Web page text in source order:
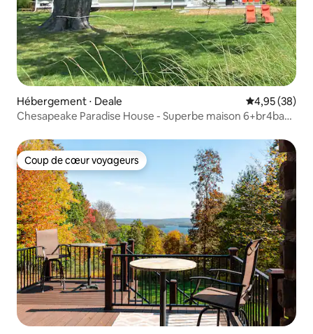
Hébergement ⋅ Deale Évaluation
4,95 (38)
Chesapeake Paradise House - Superbe maison 6+br4ba
Coup de cœur voyageurs
Coup de cœur voyageurs